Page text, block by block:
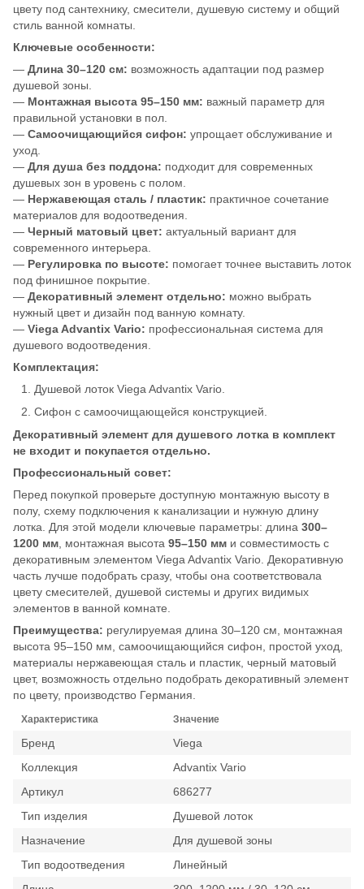
цвету под сантехнику, смесители, душевую систему и общий
стиль ванной комнаты.
Ключевые особенности:
— Длина 30–120 см: возможность адаптации под размер
душевой зоны.
— Монтажная высота 95–150 мм: важный параметр для
правильной установки в пол.
— Самоочищающийся сифон: упрощает обслуживание и
уход.
— Для душа без поддона: подходит для современных
душевых зон в уровень с полом.
— Нержавеющая сталь / пластик: практичное сочетание
материалов для водоотведения.
— Черный матовый цвет: актуальный вариант для
современного интерьера.
— Регулировка по высоте: помогает точнее выставить лоток
под финишное покрытие.
— Декоративный элемент отдельно: можно выбрать
нужный цвет и дизайн под ванную комнату.
— Viega Advantix Vario: профессиональная система для
душевого водоотведения.
Комплектация:
Душевой лоток Viega Advantix Vario.
Сифон с самоочищающейся конструкцией.
Декоративный элемент для душевого лотка в комплект
не входит и покупается отдельно.
Профессиональный совет:
Перед покупкой проверьте доступную монтажную высоту в
полу, схему подключения к канализации и нужную длину
лотка. Для этой модели ключевые параметры: длина 300–
1200 мм, монтажная высота 95–150 мм и совместимость с
декоративным элементом Viega Advantix Vario. Декоративную
часть лучше подобрать сразу, чтобы она соответствовала
цвету смесителей, душевой системы и других видимых
элементов в ванной комнате.
Преимущества: регулируемая длина 30–120 см, монтажная
высота 95–150 мм, самоочищающийся сифон, простой уход,
материалы нержавеющая сталь и пластик, черный матовый
цвет, возможность отдельно подобрать декоративный элемент
по цвету, производство Германия.
Характеристика Значение
Бренд
Viega
Коллекция
Advantix Vario
Артикул
686277
Тип изделия
Душевой лоток
Назначение
Для душевой зоны
Тип водоотведения
Линейный